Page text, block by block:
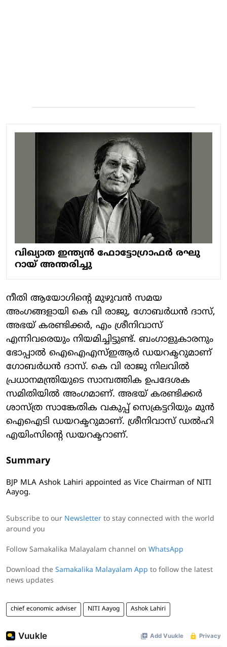
വിഖ്യാത ഇന്ത്യന്‍ ഫോട്ടോ​ഗ്രാഫർ രഘു
റായ് അന്തരിച്ചു
നീതി ആയോഗിന്റെ മുഴുവന്‍ സമയ
അംഗങ്ങളായി കെ വി രാജു, ഗോബര്‍ധന്‍ ദാസ്,
അഭയ് കരണ്ടിക്കര്‍, എം ശ്രീനിവാസ്
എന്നിവരെയും നിയമിച്ചിട്ടുണ്ട്. ബംഗാളുകാരനും
ഭോപ്പാല്‍ ഐഐഎസ്ഇആര്‍ ഡയറക്ടറുമാണ്
ഗോബര്‍ധന്‍ ദാസ്. കെ വി രാജു നിലവില്‍
പ്രധാനമന്ത്രിയുടെ സാമ്പത്തിക ഉപദേശക
സമിതിയില്‍ അംഗമാണ്. അഭയ് കരണ്ടിക്കര്‍
ശാസ്ത്ര സാങ്കേതിക വകുപ്പ് സെക്രട്ടറിയും മുന്‍
ഐഐടി ഡയറക്ടറുമാണ്. ശ്രീനിവാസ് ഡല്‍ഹി
എയിംസിന്റെ ഡയറക്ടറാണ്.
Summary
BJP MLA Ashok Lahiri appointed as Vice Chairman of NITI
Aayog.
Subscribe to our Newsletter to stay connected with the world
around you
Follow Samakalika Malayalam channel on WhatsApp
Download the Samakalika Malayalam App to follow the latest
news updates
chief economic adviser NITI Aayog Ashok Lahiri